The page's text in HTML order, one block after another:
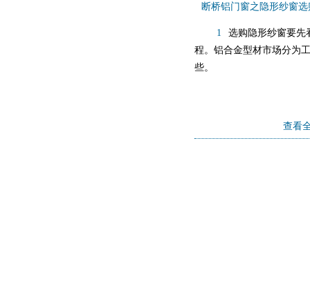
断桥铝门窗之隐形纱窗选
1
选购隐形纱窗要先
程。铝合金型材市场分为
些。
查看